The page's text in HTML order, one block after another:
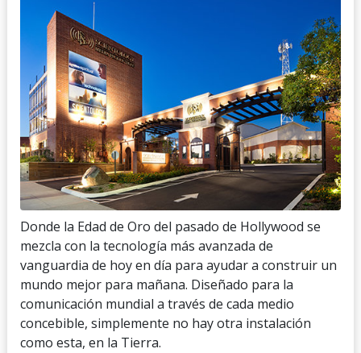
Donde la Edad de Oro del pasado de Hollywood se
mezcla con la tecnología más avanzada de
vanguardia de hoy en día para ayudar a construir un
mundo mejor para mañana. Diseñado para la
comunicación mundial a través de cada medio
concebible, simplemente no hay otra instalación
como esta, en la Tierra.